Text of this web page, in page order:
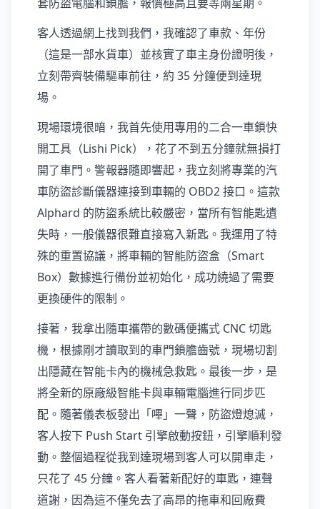
客人透過網上找到我們，我確認了車款、年份
（這是一部水貨車）並核實了車主身份證明後，
立刻帶齊裝備驅車前往，約 35 分鐘便到達現
場。
現場環境很暗，我首先使用專用的二合一車鎖快
開工具（Lishi Pick），花了不到五分鐘就無損打
開了車門。警報器隨即響起，我立刻將專業的汽
車防盜診斷儀器連接到車輛的 OBD2 接口。這款
Alphard 的防盜系統比較嚴密，當所有智能匙遺
失時，一般儀器很難直接寫入新匙。我運用了特
殊的重置協議，將車輛的智能防盜盒（Smart
Box）數據進行備份並初始化，成功繞過了需要
更換硬件的限制。
接著，我拿出隨車攜帶的數碼便攜式 CNC 切匙
機，根據剛才讀取到的車門鎖膽齒號，現場切割
出隱藏在智能卡內的機械急救匙。最後一步，是
將全新的原廠級智能卡與車輛電腦進行同步匹
配。隨著儀表板發出「嗶」一聲，防盜燈熄滅，
客人按下 Push Start 引擎啟動按鈕，引擎順利發
動。整個過程從我到達現場到客人可以開車走，
只花了 45 分鐘。客人看著新配好的車匙，連聲
道謝，因為這不僅免去了高昂的拖車和回廠費